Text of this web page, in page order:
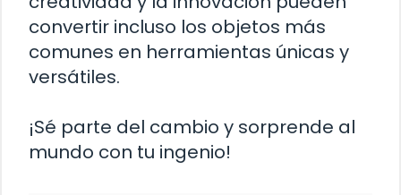
convertir incluso los objetos más
comunes en herramientas únicas y
versátiles.
¡Sé parte del cambio y sorprende al
mundo con tu ingenio!